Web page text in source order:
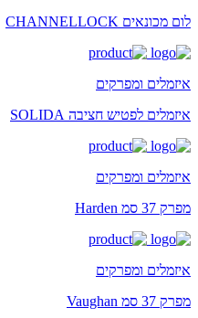
לום מכונאים CHANNELLOCK
איזמלים ומפרקים
איזמלים לפטיש חציבה SOLIDA
איזמלים ומפרקים
מפרק 37 סמ Harden
איזמלים ומפרקים
מפרק 37 סמ Vaughan